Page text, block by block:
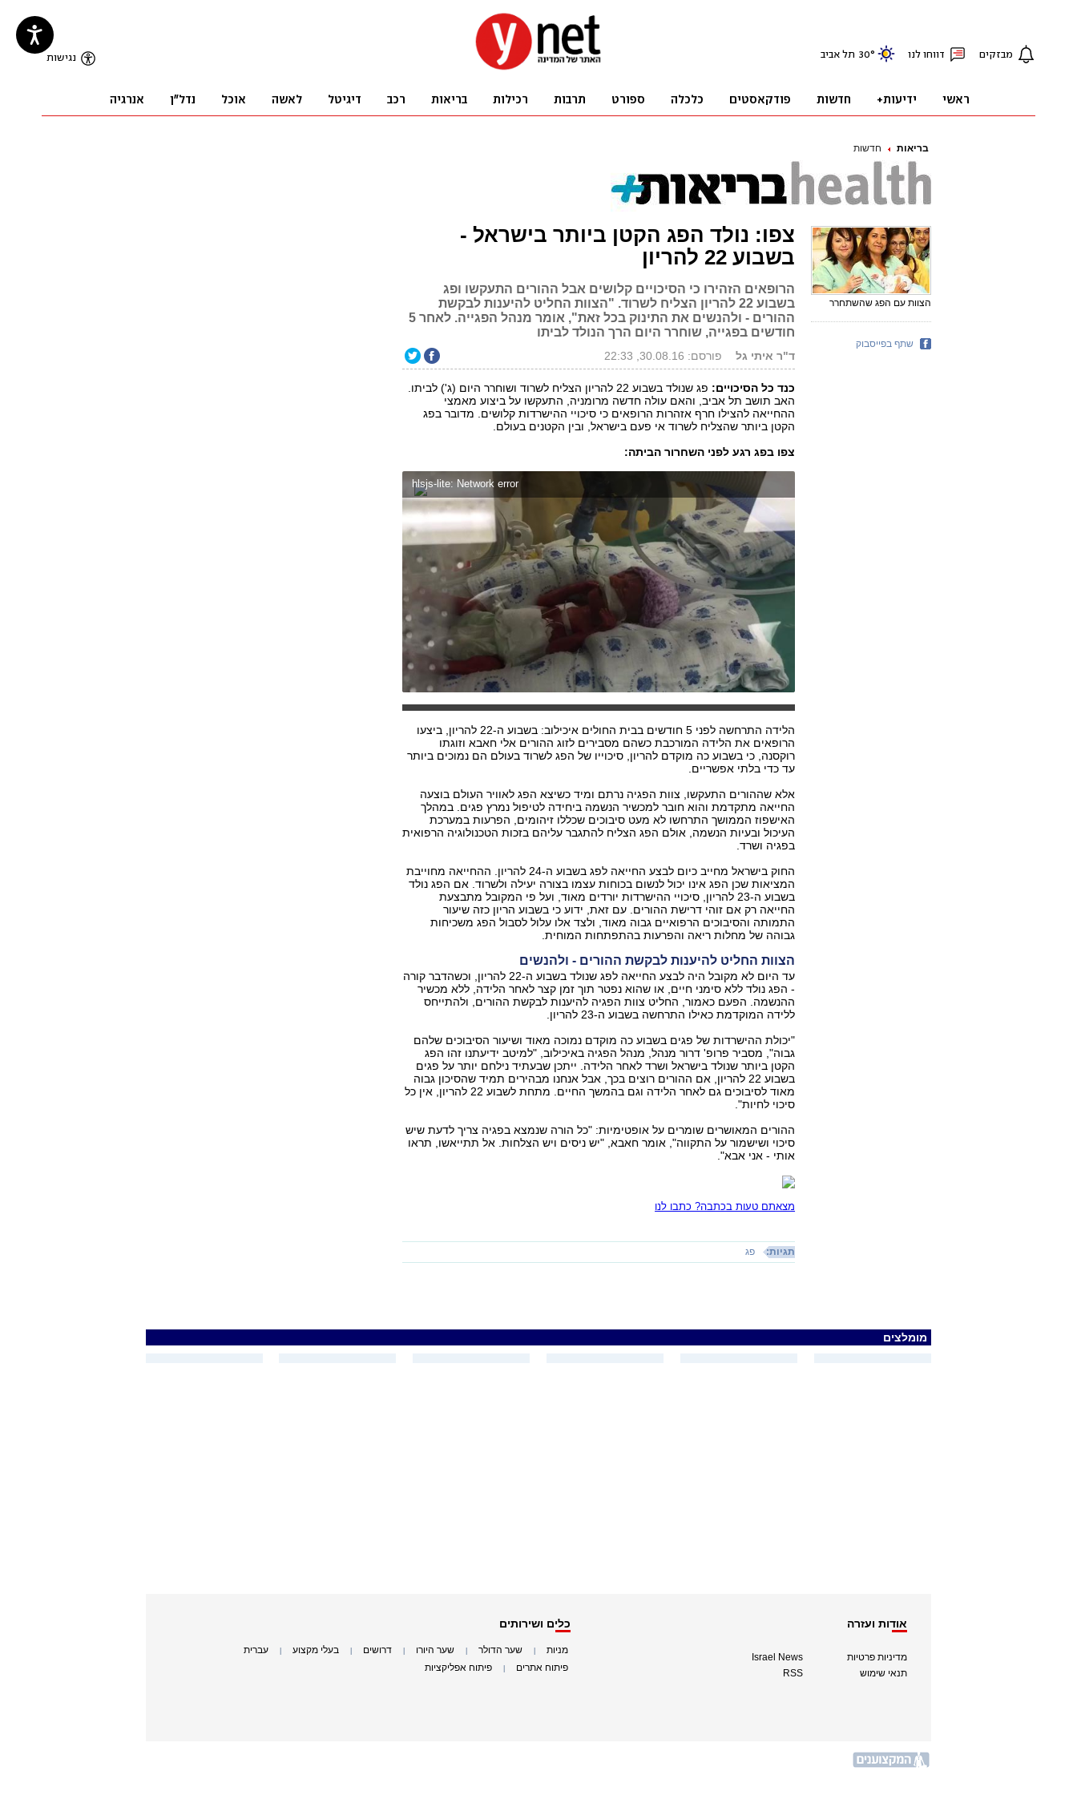
בריאות חדשות
צפו: נולד הפג הקטן ביותר בישראל -
בשבוע 22 להריון
הרופאים הזהירו כי הסיכויים קלושים אבל ההורים התעקשו ופג
בשבוע 22 להריון הצליח לשרוד. "הצוות החליט להיענות לבקשת
ההורים - ולהנשים את התינוק בכל זאת", אומר מנהל הפגייה. לאחר 5
חודשים בפגייה, שוחרר היום הרך הנולד לביתו
ד"ר איתי גל פורסם: 30.08.16, 22:33
כנד כל הסיכויים:
פג שנולד בשבוע 22 להריון הצליח לשרוד ושוחרר היום (ג') לביתו.
האב תושב תל אביב, והאם עולה חדשה מרומניה, התעקשו על ביצוע מאמצי
ההחייאה להצילו חרף אזהרות הרופאים כי סיכויי ההישרדות קלושים. מדובר בפג
הקטן ביותר שהצליח לשרוד אי פעם בישראל, ובין הקטנים בעולם.
צפו בפג רגע לפני השחרור הביתה:
hlsjs-lite: Network error
הלידה התרחשה לפני 5 חודשים בבית החולים איכילוב: בשבוע ה-22 להריון, ביצעו
הרופאים את הלידה המורכבת כשהם מסבירים לזוג ההורים אלי חאבא וזוגתו
רוקסנה, כי בשבוע כה מוקדם להריון, סיכוייו של הפג לשרוד בעולם הם נמוכים ביותר
עד כדי בלתי אפשריים.
אלא שההורים התעקשו, צוות הפגיה נרתם ומיד כשיצא הפג לאוויר העולם בוצעה
החייאה מתקדמת והוא חובר למכשיר הנשמה ביחידה לטיפול נמרץ פגים. במהלך
האישפוז הממושך התרחשו לא מעט סיבוכים שכללו זיהומים, הפרעות במערכת
העיכול ובעיות הנשמה, אולם הפג הצליח להתגבר עליהם בזכות הטכנולוגיה הרפואית
בפגיה ושרד.
החוק בישראל מחייב כיום לבצע החייאה לפג בשבוע ה-24 להריון. ההחייאה מחוייבת
המציאות שכן הפג אינו יכול לנשום בכוחות עצמו בצורה יעילה ולשרוד. אם הפג נולד
בשבוע ה-23 להריון, סיכויי ההישרדות יורדים מאוד, ועל פי המקובל מתבצעת
החייאה רק אם זוהי דרישת ההורים. עם זאת, ידוע כי בשבוע הריון כזה שיעור
התמותה והסיבוכים הרפואיים גבוה מאוד, ולצד אלו עלול לסבול הפג משכיחות
גבוהה של מחלות ריאה והפרעות בהתפתחות המוחית.
הצוות החליט להיענות לבקשת ההורים - ולהנשים
עד היום לא מקובל היה לבצע החייאה לפג שנולד בשבוע ה-22 להריון, וכשהדבר קורה
- הפג נולד ללא סימני חיים, או שהוא נפטר תוך זמן קצר לאחר הלידה, ללא מכשיר
ההנשמה. הפעם כאמור, החליט צוות הפגיה להיענות לבקשת ההורים, ולהתייחס
ללידה המוקדמת כאילו התרחשה בשבוע ה-23 להריון.
"יכולת ההישרדות של פגים בשבוע כה מוקדם נמוכה מאוד ושיעור הסיבוכים שלהם
גבוה", מסביר פרופ' דרור מנהל, מנהל הפגיה באיכילוב, "למיטב ידיעתנו זהו הפג
הקטן ביותר שנולד בישראל ושרד לאחר הלידה. ייתכן שבעתיד נילחם יותר על פגים
בשבוע 22 להריון, אם ההורים רוצים בכך, אבל אנחנו מבהירים תמיד שהסיכון גבוה
מאוד לסיבוכים גם לאחר הלידה וגם בהמשך החיים. מתחת לשבוע 22 להריון, אין כל
סיכוי לחיות".
ההורים המאושרים שומרים על אופטימיות: "כל הורה שנמצא בפגיה צריך לדעת שיש
סיכוי ושישמור על התקווה", אומר חאבא, "יש ניסים ויש הצלחות. אל תתייאשו, תראו
אותי - אני אבא".
מצאתם טעות בכתבה? כתבו לנו
תגיות: פג
הצוות עם הפג שהשתחרר
שתף בפייסבוק
מומלצים
אודות ועזרה
מדיניות פרטיות
תנאי שימוש
Israel News
RSS
כלים ושירותים
מניות שער הדולר שער היורו דרושים בעלי מקצוע עברית
פיתוח אתרים פיתוח אפליקציות